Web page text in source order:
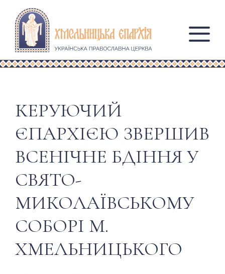
КЕРУЮЧИЙ
ЄПАРХІЄЮ ЗВЕРШИВ
ВСЕНІЧНЕ БДІННЯ У
СВЯТО-
МИКОЛАЇВСЬКОМУ
СОБОРІ М.
ХМЕЛЬНИЦЬКОГО